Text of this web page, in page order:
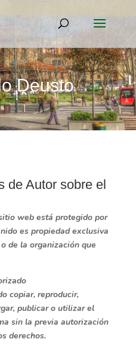
Deusto
de Autor sobre el
web está protegido por
es propiedad exclusiva
de la organización que
copiar, reproducir,
publicar o utilizar el
sin la previa autorización
derechos.